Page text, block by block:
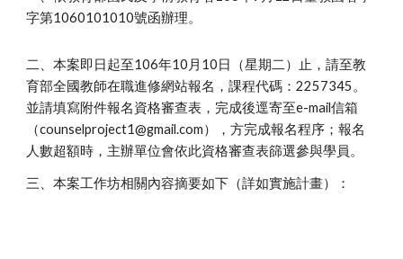
字第1060101010號函辦理。
二、本案即日起至106年10月10日（星期二）止，請至教
育部全國教師在職進修網站報名，課程代碼：2257345。
並請填寫附件報名資格審查表，完成後逕寄至e-mail信箱
（counselproject1@gmail.com），方完成報名程序；報名
人數超額時，主辦單位會依此資格審查表篩選參與學員。
三、本案工作坊相關內容摘要如下（詳如實施計畫）：